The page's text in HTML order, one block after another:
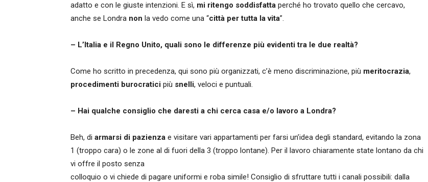
adatto e con le giuste intenzioni. E sì, mi ritengo soddisfatta perché ho trovato quello che cercavo,
anche se Londra non la vedo come una “città per tutta la vita”.
– L’Italia e il Regno Unito, quali sono le differenze più evidenti tra le due realtà?
Come ho scritto in precedenza, qui sono più organizzati, c’è meno discriminazione, più meritocrazia,
procedimenti burocratici più snelli, veloci e puntuali.
– Hai qualche consiglio che daresti a chi cerca casa e/o lavoro a Londra?
Beh, di armarsi di pazienza e visitare vari appartamenti per farsi un’idea degli standard, evitando la zona
1 (troppo cara) o le zone al di fuori della 3 (troppo lontane). Per il lavoro chiaramente state lontano da chi
vi offre il posto senza
colloquio o vi chiede di pagare uniformi e roba simile! Consiglio di sfruttare tutti i canali possibili: dalla